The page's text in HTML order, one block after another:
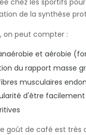
chez les sportifs
de la synthèse
on peut compter :
et aérobie
du rapport masse
musculaires
d'être
de café est très